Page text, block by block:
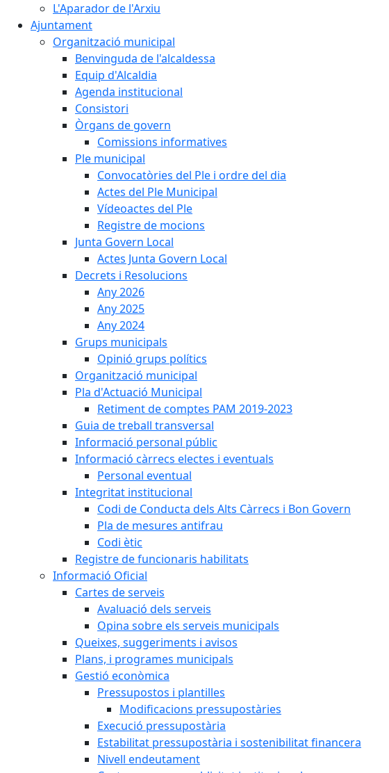
L'Aparador de l'Arxiu
Ajuntament
Organització municipal
Benvinguda de l'alcaldessa
Equip d'Alcaldia
Agenda institucional
Consistori
Òrgans de govern
Comissions informatives
Ple municipal
Convocatòries del Ple i ordre del dia
Actes del Ple Municipal
Vídeoactes del Ple
Registre de mocions
Junta Govern Local
Actes Junta Govern Local
Decrets i Resolucions
Any 2026
Any 2025
Any 2024
Grups municipals
Opinió grups polítics
Organització municipal
Pla d'Actuació Municipal
Retiment de comptes PAM 2019-2023
Guia de treball transversal
Informació personal públic
Informació càrrecs electes i eventuals
Personal eventual
Integritat institucional
Codi de Conducta dels Alts Càrrecs i Bon Govern
Pla de mesures antifrau
Codi ètic
Registre de funcionaris habilitats
Informació Oficial
Cartes de serveis
Avaluació dels serveis
Opina sobre els serveis municipals
Queixes, suggeriments i avisos
Plans, i programes municipals
Gestió econòmica
Pressupostos i plantilles
Modificacions pressupostàries
Execució pressupostària
Estabilitat pressupostària i sostenibilitat financera
Nivell endeutament